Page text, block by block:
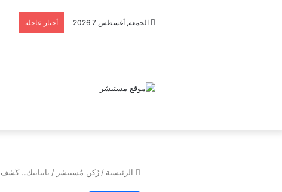
الجمعة, أغسطس 7 2026 أخبار عاجلة
الرئيسية / رُكن مُستبشر / تايتانيك.. كَشف